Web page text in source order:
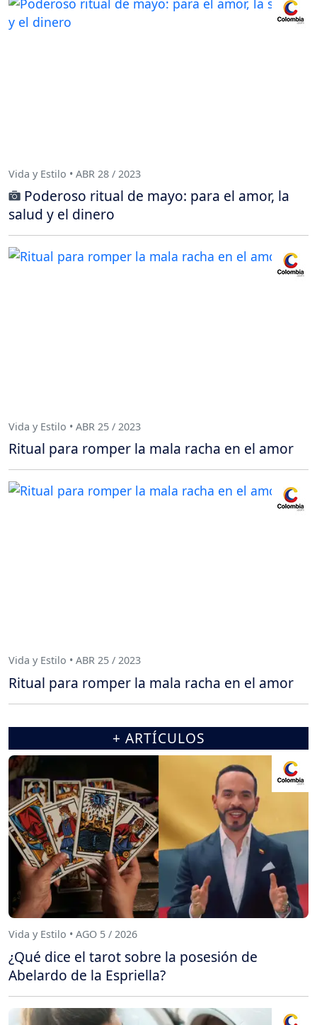
Vida y Estilo • ABR 28 / 2023
Poderoso ritual de mayo: para el amor, la
salud y el dinero
Vida y Estilo • ABR 25 / 2023
Ritual para romper la mala racha en el amor
Vida y Estilo • ABR 25 / 2023
Ritual para romper la mala racha en el amor
+ ARTÍCULOS
Vida y Estilo • AGO 5 / 2026
¿Qué dice el tarot sobre la posesión de
Abelardo de la Espriella?